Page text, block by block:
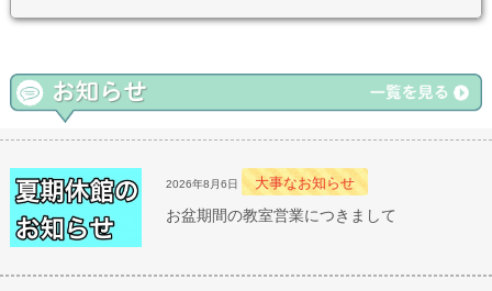
2026年8月6日 大事なお知らせ
お盆期間の教室営業につきまして